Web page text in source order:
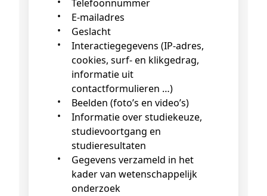
Telefoonnummer
E-mailadres
Geslacht
Interactiegegevens (IP-adres,
cookies, surf- en klikgedrag,
informatie uit
contactformulieren …)
Beelden (foto’s en video’s)
Informatie over studiekeuze,
studievoortgang en
studieresultaten
Gegevens verzameld in het
kader van wetenschappelijk
onderzoek